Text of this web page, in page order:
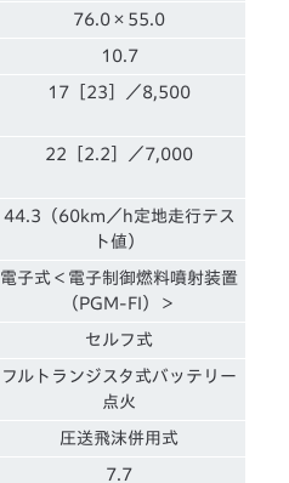
76.0×55.0
10.7
17［23］／8,500
22［2.2］／7,000
44.3（60km／h定地走行テス
ト値）
電子式＜電子制御燃料噴射装置
（PGM-FI）＞
セルフ式
フルトランジスタ式バッテリー
点火
圧送飛沫併用式
7.7